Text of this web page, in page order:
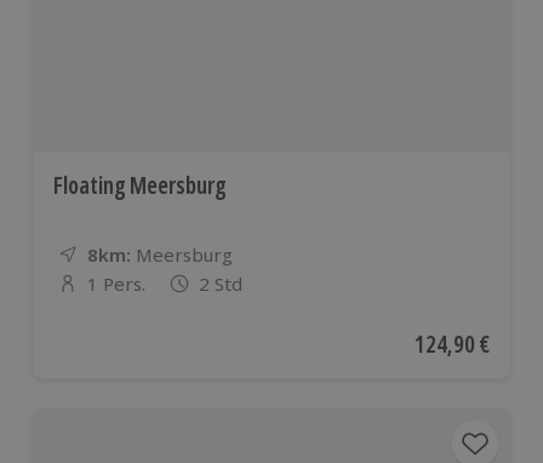
Floating Meersburg
8km: Entfernung
Standort
Meersburg
Anzahl der Teilnehmer
1 Pers. 2 Std
Aktueller Preis
124,90 €